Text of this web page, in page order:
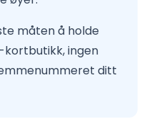
måten å holde
kortbutikk, ingen
ditt